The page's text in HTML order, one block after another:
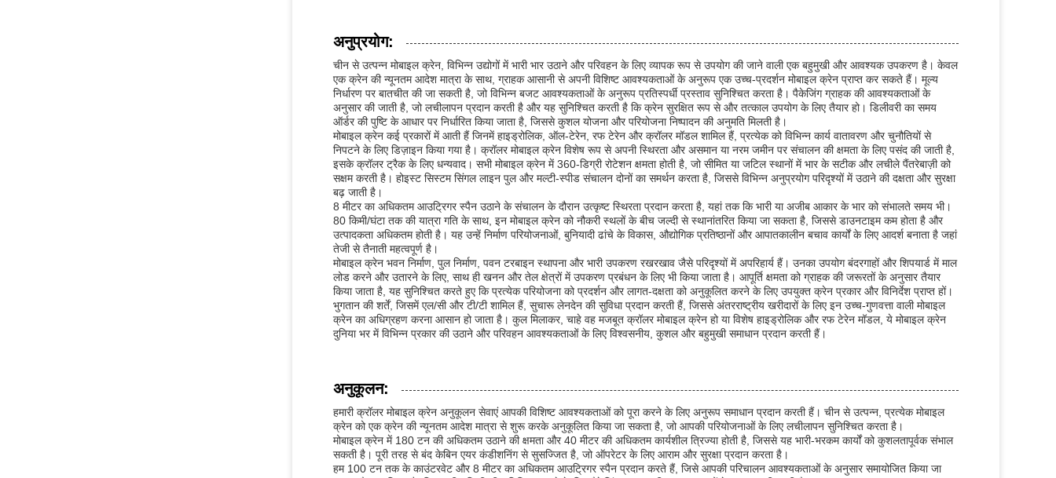
अनुप्रयोग:
चीन से उत्पन्न मोबाइल क्रेन, विभिन्न उद्योगों में भारी भार उठाने और परिवहन के लिए व्यापक रूप से उपयोग की जाने वाली एक बहुमुखी और आवश्यक उपकरण है। केवल
एक क्रेन की न्यूनतम आदेश मात्रा के साथ, ग्राहक आसानी से अपनी विशिष्ट आवश्यकताओं के अनुरूप एक उच्च-प्रदर्शन मोबाइल क्रेन प्राप्त कर सकते हैं। मूल्य
निर्धारण पर बातचीत की जा सकती है, जो विभिन्न बजट आवश्यकताओं के अनुरूप प्रतिस्पर्धी प्रस्ताव सुनिश्चित करता है। पैकेजिंग ग्राहक की आवश्यकताओं के
अनुसार की जाती है, जो लचीलापन प्रदान करती है और यह सुनिश्चित करती है कि क्रेन सुरक्षित रूप से और तत्काल उपयोग के लिए तैयार हो। डिलीवरी का समय
ऑर्डर की पुष्टि के आधार पर निर्धारित किया जाता है, जिससे कुशल योजना और परियोजना निष्पादन की अनुमति मिलती है।
मोबाइल क्रेन कई प्रकारों में आती हैं जिनमें हाइड्रोलिक, ऑल-टेरेन, रफ टेरेन और क्रॉलर मॉडल शामिल हैं, प्रत्येक को विभिन्न कार्य वातावरण और चुनौतियों से
निपटने के लिए डिज़ाइन किया गया है। क्रॉलर मोबाइल क्रेन विशेष रूप से अपनी स्थिरता और असमान या नरम जमीन पर संचालन की क्षमता के लिए पसंद की जाती है,
इसके क्रॉलर ट्रैक के लिए धन्यवाद। सभी मोबाइल क्रेन में 360-डिग्री रोटेशन क्षमता होती है, जो सीमित या जटिल स्थानों में भार के सटीक और लचीले पैंतरेबाज़ी को
सक्षम करती है। होइस्ट सिस्टम सिंगल लाइन पुल और मल्टी-स्पीड संचालन दोनों का समर्थन करता है, जिससे विभिन्न अनुप्रयोग परिदृश्यों में उठाने की दक्षता और सुरक्षा
बढ़ जाती है।
8 मीटर का अधिकतम आउट्रिगर स्पैन उठाने के संचालन के दौरान उत्कृष्ट स्थिरता प्रदान करता है, यहां तक ​​कि भारी या अजीब आकार के भार को संभालते समय भी।
80 किमी/घंटा तक की यात्रा गति के साथ, इन मोबाइल क्रेन को नौकरी स्थलों के बीच जल्दी से स्थानांतरित किया जा सकता है, जिससे डाउनटाइम कम होता है और
उत्पादकता अधिकतम होती है। यह उन्हें निर्माण परियोजनाओं, बुनियादी ढांचे के विकास, औद्योगिक प्रतिष्ठानों और आपातकालीन बचाव कार्यों के लिए आदर्श बनाता है जहां
तेजी से तैनाती महत्वपूर्ण है।
मोबाइल क्रेन भवन निर्माण, पुल निर्माण, पवन टरबाइन स्थापना और भारी उपकरण रखरखाव जैसे परिदृश्यों में अपरिहार्य हैं। उनका उपयोग बंदरगाहों और शिपयार्ड में माल
लोड करने और उतारने के लिए, साथ ही खनन और तेल क्षेत्रों में उपकरण प्रबंधन के लिए भी किया जाता है। आपूर्ति क्षमता को ग्राहक की जरूरतों के अनुसार तैयार
किया जाता है, यह सुनिश्चित करते हुए कि प्रत्येक परियोजना को प्रदर्शन और लागत-दक्षता को अनुकूलित करने के लिए उपयुक्त क्रेन प्रकार और विनिर्देश प्राप्त हों।
भुगतान की शर्तें, जिसमें एल/सी और टी/टी शामिल हैं, सुचारू लेनदेन की सुविधा प्रदान करती हैं, जिससे अंतरराष्ट्रीय खरीदारों के लिए इन उच्च-गुणवत्ता वाली मोबाइल
क्रेन का अधिग्रहण करना आसान हो जाता है। कुल मिलाकर, चाहे वह मजबूत क्रॉलर मोबाइल क्रेन हो या विशेष हाइड्रोलिक और रफ टेरेन मॉडल, ये मोबाइल क्रेन
दुनिया भर में विभिन्न प्रकार की उठाने और परिवहन आवश्यकताओं के लिए विश्वसनीय, कुशल और बहुमुखी समाधान प्रदान करती हैं।
अनुकूलन:
हमारी क्रॉलर मोबाइल क्रेन अनुकूलन सेवाएं आपकी विशिष्ट आवश्यकताओं को पूरा करने के लिए अनुरूप समाधान प्रदान करती हैं। चीन से उत्पन्न, प्रत्येक मोबाइल
क्रेन को एक क्रेन की न्यूनतम आदेश मात्रा से शुरू करके अनुकूलित किया जा सकता है, जो आपकी परियोजनाओं के लिए लचीलापन सुनिश्चित करता है।
मोबाइल क्रेन में 180 टन की अधिकतम उठाने की क्षमता और 40 मीटर की अधिकतम कार्यशील त्रिज्या होती है, जिससे यह भारी-भरकम कार्यों को कुशलतापूर्वक संभाल
सकती है। पूरी तरह से बंद केबिन एयर कंडीशनिंग से सुसज्जित है, जो ऑपरेटर के लिए आराम और सुरक्षा प्रदान करता है।
हम 100 टन तक के काउंटरवेट और 8 मीटर का अधिकतम आउट्रिगर स्पैन प्रदान करते हैं, जिसे आपकी परिचालन आवश्यकताओं के अनुसार समायोजित किया जा